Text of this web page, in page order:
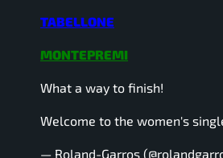
TABELLONE
MONTEPREMI
What a way to finish!
Welcome to the women's
— Roland-Garros